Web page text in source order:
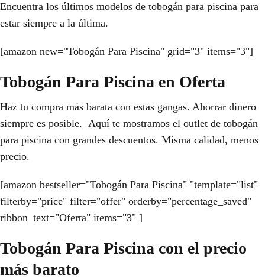
Encuentra los últimos modelos de tobogán para piscina para
estar siempre a la última.
[amazon new="Tobogán Para Piscina" grid="3" items="3"]
Tobogán Para Piscina en Oferta
Haz tu compra más barata con estas gangas. Ahorrar dinero
siempre es posible. Aquí te mostramos el outlet de tobogán
para piscina con grandes descuentos. Misma calidad, menos
precio.
[amazon bestseller="Tobogán Para Piscina" "template="list"
filterby="price" filter="offer" orderby="percentage_saved"
ribbon_text="Oferta" items="3" ]
Tobogán Para Piscina con el precio
más barato